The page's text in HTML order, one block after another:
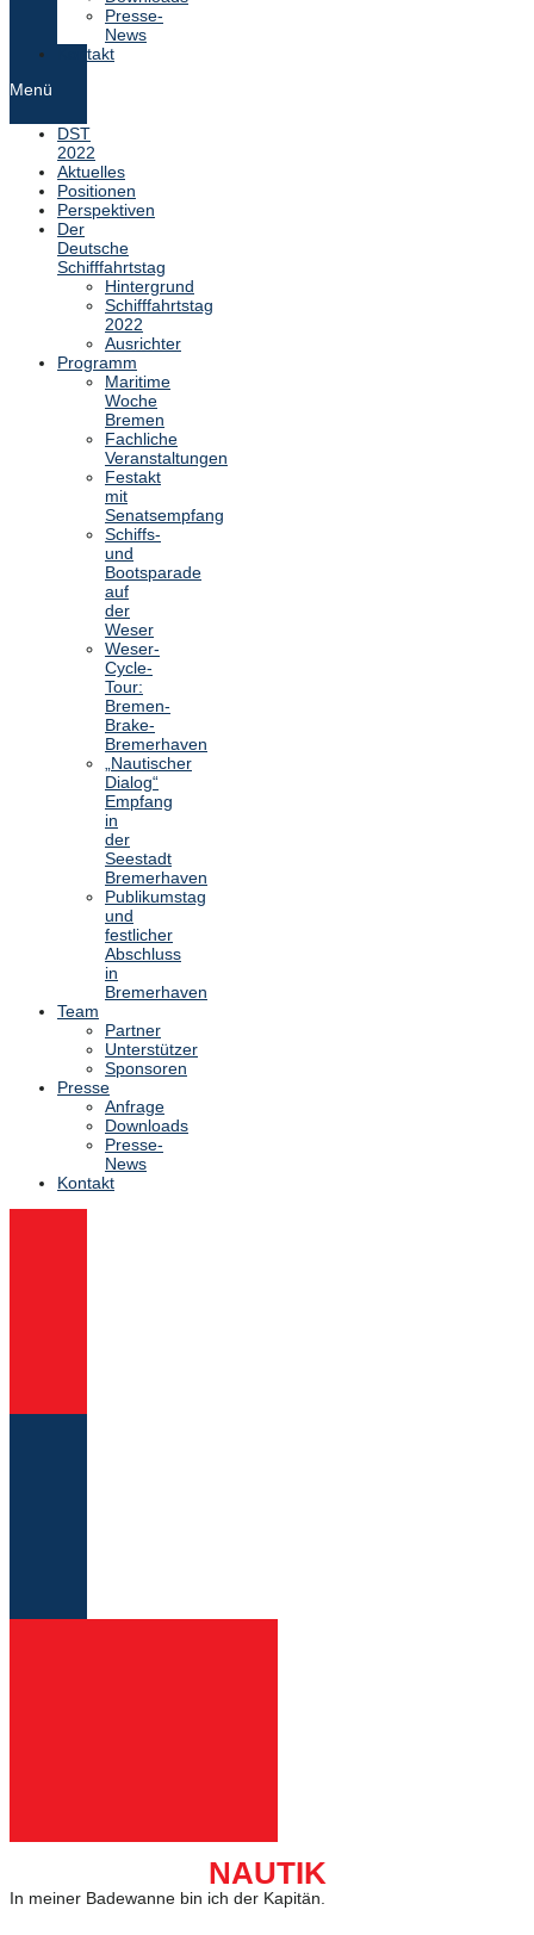
Presse-
News
Kontakt
Menü
DST
2022
Aktuelles
Positionen
Perspektiven
Der
Deutsche
Schifffahrtstag
Hintergrund
Schifffahrtstag
2022
Ausrichter
Programm
Maritime
Woche
Bremen
Fachliche
Veranstaltungen
Festakt
mit
Senatsempfang
Schiffs-
und
Bootsparade
auf
der
Weser
Weser-
Cycle-
Tour:
Bremen-
Brake-
Bremerhaven
„Nautischer
Dialog“
Empfang
in
der
Seestadt
Bremerhaven
Publikumstag
und
festlicher
Abschluss
in
Bremerhaven
Team
Partner
Unterstützer
Sponsoren
Presse
Anfrage
Downloads
Presse-
News
Kontakt
NAUTIK
In meiner Badewanne bin ich der Kapitän.